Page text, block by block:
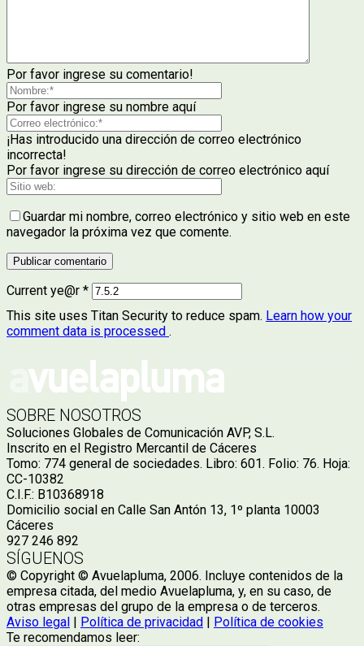
Por favor ingrese su comentario!
Por favor ingrese su nombre aquí
¡Has introducido una dirección de correo electrónico
incorrecta!
Por favor ingrese su dirección de correo electrónico aquí
Guardar mi nombre, correo electrónico y sitio web en este
navegador la próxima vez que comente.
Current ye@r *
This site uses Titan Security to reduce spam. Learn how your
comment data is processed .
SOBRE NOSOTROS
Soluciones Globales de Comunicación AVP, S.L.
Inscrito en el Registro Mercantil de Cáceres
Tomo: 774 general de sociedades. Libro: 601. Folio: 76. Hoja:
CC-10382
C.I.F.: B10368918
Domicilio social en Calle San Antón 13, 1º planta 10003
Cáceres
927 246 892
SÍGUENOS
© Copyright © Avuelapluma, 2006. Incluye contenidos de la
empresa citada, del medio Avuelapluma, y, en su caso, de
otras empresas del grupo de la empresa o de terceros.
Aviso legal | Política de privacidad | Política de cookies
Te recomendamos leer: